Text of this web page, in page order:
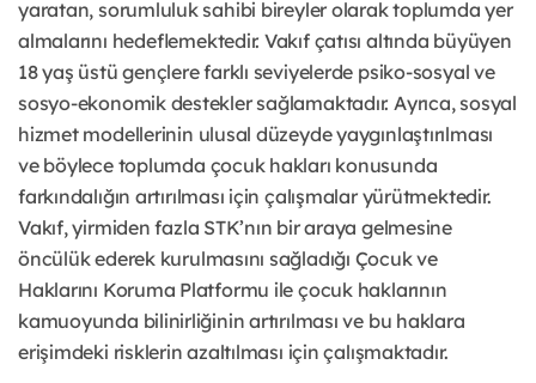
yaratan, sorumluluk sahibi bireyler olarak toplumda yer
almalarını hedeflemektedir. Vakıf çatısı altında büyüyen
18 yaş üstü gençlere farklı seviyelerde psiko-sosyal ve
sosyo-ekonomik destekler sağlamaktadır. Ayrıca, sosyal
hizmet modellerinin ulusal düzeyde yaygınlaştırılması
ve böylece toplumda çocuk hakları konusunda
farkındalığın artırılması için çalışmalar yürütmektedir.
Vakıf, yirmiden fazla STK’nın bir araya gelmesine
öncülük ederek kurulmasını sağladığı Çocuk ve
Haklarını Koruma Platformu ile çocuk haklarının
kamuoyunda bilinirliğinin artırılması ve bu haklara
erişimdeki risklerin azaltılması için çalışmaktadır.